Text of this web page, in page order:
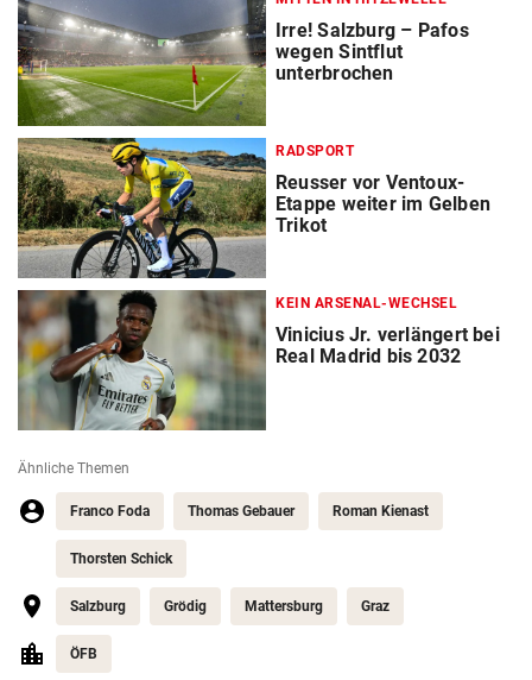
Irre! Salzburg – Pafos
wegen Sintflut
unterbrochen
RADSPORT
Reusser vor Ventoux-
Etappe weiter im Gelben
Trikot
KEIN ARSENAL-WECHSEL
Vinicius Jr. verlängert bei
Real Madrid bis 2032
Ähnliche Themen
Franco Foda Thomas Gebauer Roman Kienast
Thorsten Schick
Salzburg Grödig Mattersburg Graz
ÖFB